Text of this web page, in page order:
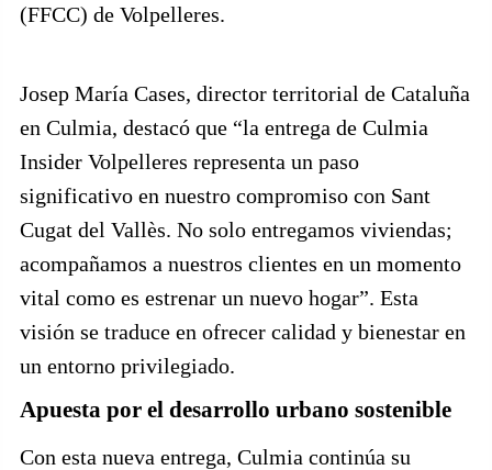
(FFCC) de Volpelleres.
Josep María Cases, director territorial de Cataluña
en Culmia, destacó que “la entrega de Culmia
Insider Volpelleres representa un paso
significativo en nuestro compromiso con Sant
Cugat del Vallès. No solo entregamos viviendas;
acompañamos a nuestros clientes en un momento
vital como es estrenar un nuevo hogar”. Esta
visión se traduce en ofrecer calidad y bienestar en
un entorno privilegiado.
Apuesta por el desarrollo urbano sostenible
Con esta nueva entrega, Culmia continúa su